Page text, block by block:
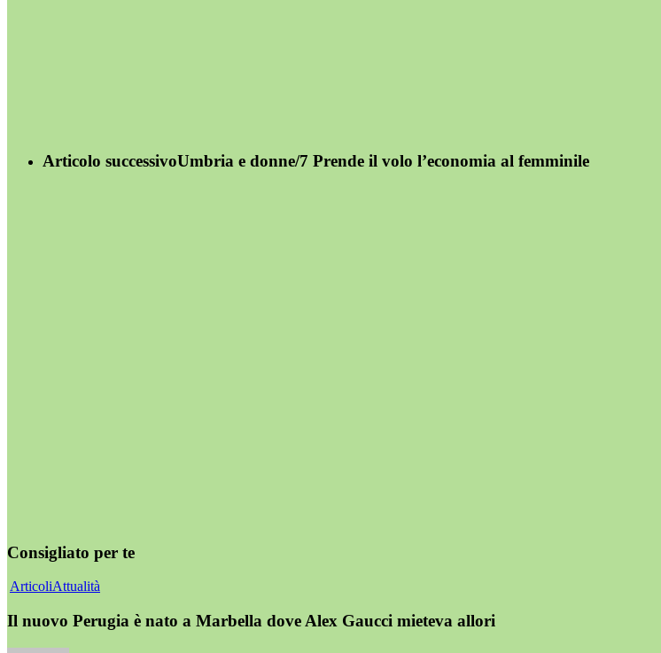
Articolo successivoUmbria e donne/7 Prende il volo l’economia al femminile
Consigliato per te
ArticoliAttualità
Il nuovo Perugia è nato a Marbella dove Alex Gaucci mieteva allori